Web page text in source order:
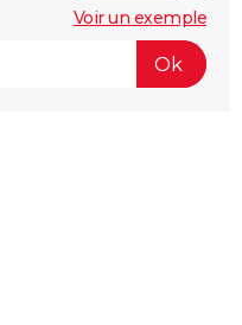
Voir un exemple